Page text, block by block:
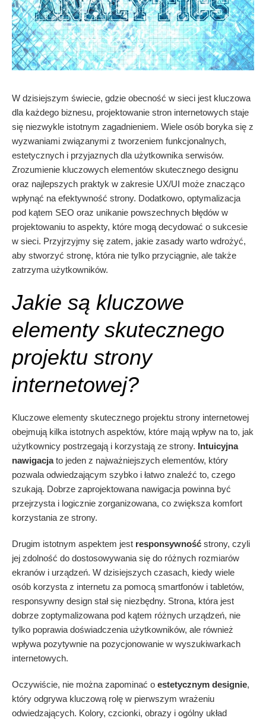
W dzisiejszym świecie, gdzie obecność w sieci jest kluczowa
dla każdego biznesu, projektowanie stron internetowych staje
się niezwykle istotnym zagadnieniem. Wiele osób boryka się z
wyzwaniami związanymi z tworzeniem funkcjonalnych,
estetycznych i przyjaznych dla użytkownika serwisów.
Zrozumienie kluczowych elementów skutecznego designu
oraz najlepszych praktyk w zakresie UX/UI może znacząco
wpłynąć na efektywność strony. Dodatkowo, optymalizacja
pod kątem SEO oraz unikanie powszechnych błędów w
projektowaniu to aspekty, które mogą decydować o sukcesie
w sieci. Przyjrzyjmy się zatem, jakie zasady warto wdrożyć,
aby stworzyć stronę, która nie tylko przyciągnie, ale także
zatrzyma użytkowników.
Jakie są kluczowe
elementy skutecznego
projektu strony
internetowej?
Kluczowe elementy skutecznego projektu strony internetowej
obejmują kilka istotnych aspektów, które mają wpływ na to, jak
użytkownicy postrzegają i korzystają ze strony. Intuicyjna
nawigacjato jeden z najważniejszych elementów, który
pozwala odwiedzającym szybko i łatwo znaleźć to, czego
szukają. Dobrze zaprojektowana nawigacja powinna być
przejrzysta i logicznie zorganizowana, co zwiększa komfort
korzystania ze strony.
Drugim istotnym aspektem jest responsywność strony, czyli
jej zdolność do dostosowywania się do różnych rozmiarów
ekranów i urządzeń. W dzisiejszych czasach, kiedy wiele
osób korzysta z internetu za pomocą smartfonów i tabletów,
responsywny design stał się niezbędny. Strona, która jest
dobrze zoptymalizowana pod kątem różnych urządzeń, nie
tylko poprawia doświadczenia użytkowników, ale również
wpływa pozytywnie na pozycjonowanie w wyszukiwarkach
internetowych.
Oczywiście, nie można zapominać o estetycznym designie,
który odgrywa kluczową rolę w pierwszym wrażeniu
odwiedzających. Kolory, czcionki, obrazy i ogólny układ